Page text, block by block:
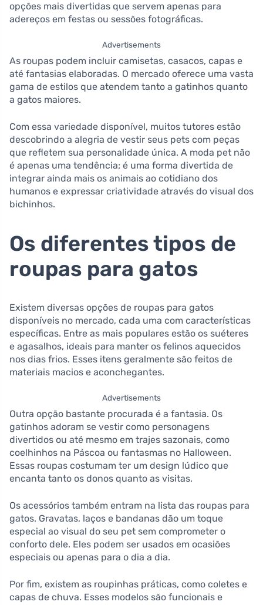
opções mais divertidas que servem apenas para
adereços em festas ou sessões fotográficas.
Advertisements
As roupas podem incluir camisetas, casacos, capas e
até fantasias elaboradas. O mercado oferece uma vasta
gama de estilos que atendem tanto a gatinhos quanto
a gatos maiores.
Com essa variedade disponível, muitos tutores estão
descobrindo a alegria de vestir seus pets com peças
que refletem sua personalidade única. A moda pet não
é apenas uma tendência; é uma forma divertida de
integrar ainda mais os animais ao cotidiano dos
humanos e expressar criatividade através do visual dos
bichinhos.
Os diferentes tipos de
roupas para gatos
Existem diversas opções de roupas para gatos
disponíveis no mercado, cada uma com características
específicas. Entre as mais populares estão os suéteres
e agasalhos, ideais para manter os felinos aquecidos
nos dias frios. Esses itens geralmente são feitos de
materiais macios e aconchegantes.
Advertisements
Outra opção bastante procurada é a fantasia. Os
gatinhos adoram se vestir como personagens
divertidos ou até mesmo em trajes sazonais, como
coelhinhos na Páscoa ou fantasmas no Halloween.
Essas roupas costumam ter um design lúdico que
encanta tanto os donos quanto as visitas.
Os acessórios também entram na lista das roupas para
gatos. Gravatas, laços e bandanas dão um toque
especial ao visual do seu pet sem comprometer o
conforto dele. Eles podem ser usados em ocasiões
especiais ou apenas para o dia a dia.
Por fim, existem as roupinhas práticas, como coletes e
capas de chuva. Esses modelos são funcionais e